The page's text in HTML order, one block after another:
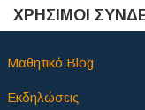
ΧΡΗΣΙΜΟΙ
Μαθητικό Blog
Εκδηλώσεις